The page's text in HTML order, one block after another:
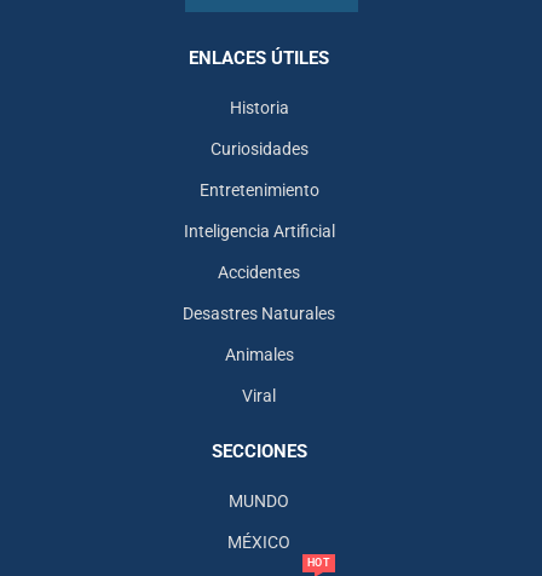
ENLACES ÚTILES
Historia
Curiosidades
Entretenimiento
Inteligencia Artificial
Accidentes
Desastres Naturales
Animales
Viral
SECCIONES
MUNDO
MÉXICO
HOT